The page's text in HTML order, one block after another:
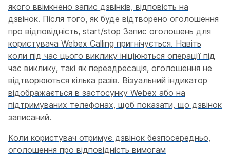
якого ввімкнено запис дзвінків, відповість на
дзвінок. Після того, як буде відтворено оголошення
про відповідність, start/stop Запис оголошень для
користувача Webex Calling пригнічується. Навіть
коли під час цього виклику ініціюються операції під
час виклику, такі як переадресація, оголошення не
відтворюються кілька разів. Візуальний індикатор
відображається в застосунку Webex або на
підтримуваних телефонах, щоб показати, що дзвінок
записаний.
Коли користувач отримує дзвінок безпосередньо,
оголошення про відповідність вимогам